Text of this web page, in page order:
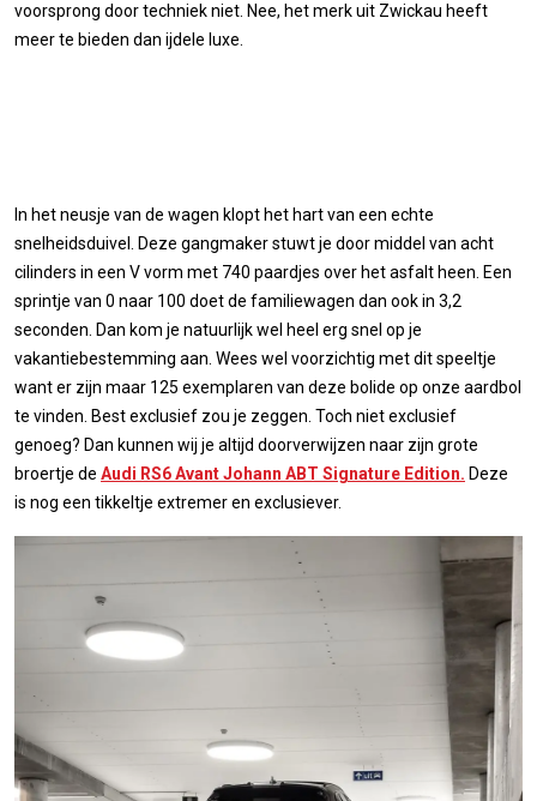
voorsprong door techniek niet. Nee, het merk uit Zwickau heeft
meer te bieden dan ijdele luxe.
In het neusje van de wagen klopt het hart van een echte
snelheidsduivel. Deze gangmaker stuwt je door middel van acht
cilinders in een V vorm met 740 paardjes over het asfalt heen. Een
sprintje van 0 naar 100 doet de familiewagen dan ook in 3,2
seconden. Dan kom je natuurlijk wel heel erg snel op je
vakantiebestemming aan. Wees wel voorzichtig met dit speeltje
want er zijn maar 125 exemplaren van deze bolide op onze aardbol
te vinden. Best exclusief zou je zeggen. Toch niet exclusief
genoeg? Dan kunnen wij je altijd doorverwijzen naar zijn grote
broertje de Audi RS6 Avant Johann ABT Signature Edition. Deze
is nog een tikkeltje extremer en exclusiever.